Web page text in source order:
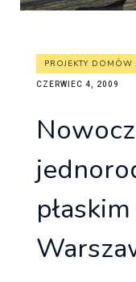
PROJEKTY
CZERWIEC 4, 2009